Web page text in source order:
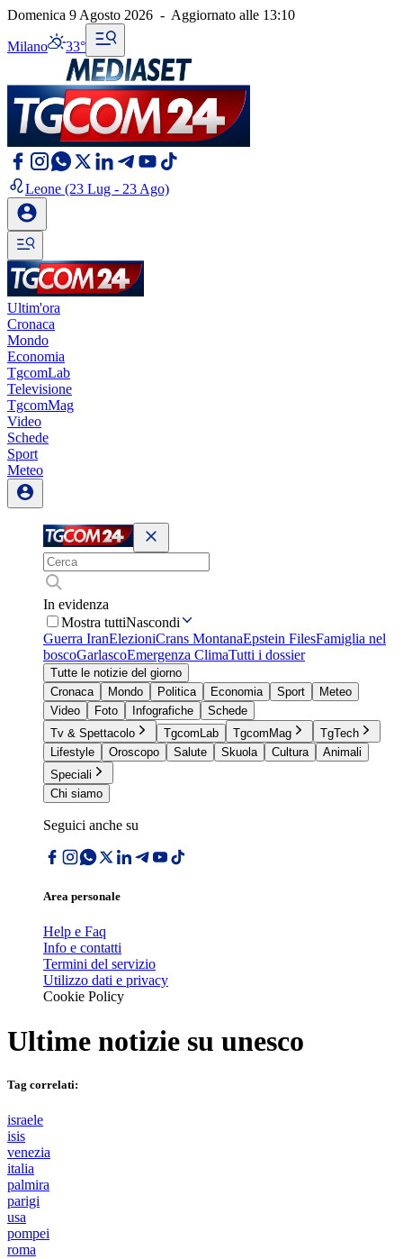
Domenica 9 Agosto 2026 - Aggiornato alle 13:10
Milano 33°
Leone (23 Lug - 23 Ago)
Ultim'ora
Cronaca
Mondo
Economia
TgcomLab
Televisione
TgcomMag
Video
Schede
Sport
Meteo
In evidenza
Mostra tuttiNascondi
Guerra IranElezioniCrans MontanaEpstein FilesFamiglia nel
boscoGarlascoEmergenza ClimaTutti i dossier
Tutte le notizie del giorno
Cronaca
Mondo Politica Economia Sport
Meteo
Video
Foto Infografiche
Schede
Tv & Spettacolo
TgcomLab TgcomMag
TgTech
Lifestyle
Oroscopo Salute Skuola Cultura
Animali
Speciali
Chi siamo
Seguici anche su
Area personale
Help e Faq
Info e contatti
Termini del servizio
Utilizzo dati e privacy
Cookie Policy
Ultime notizie su unesco
Tag correlati:
israele
isis
venezia
italia
palmira
parigi
usa
pompei
roma